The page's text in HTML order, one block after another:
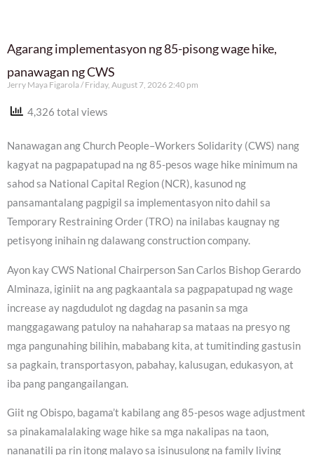
Agarang implementasyon ng 85-pisong wage hike,
panawagan ng CWS
Jerry Maya Figarola Friday, August 7, 2026 2:40 pm
4,326 total views
Nanawagan ang Church People–Workers Solidarity (CWS) nang
kagyat na pagpapatupad na ng 85-pesos wage hike minimum na
sahod sa National Capital Region (NCR), kasunod ng
pansamantalang pagpigil sa implementasyon nito dahil sa
Temporary Restraining Order (TRO) na inilabas kaugnay ng
petisyong inihain ng dalawang construction company.
Ayon kay CWS National Chairperson San Carlos Bishop Gerardo
Alminaza, iginiit na ang pagkaantala sa pagpapatupad ng wage
increase ay nagdudulot ng dagdag na pasanin sa mga
manggagawang patuloy na nahaharap sa mataas na presyo ng
mga pangunahing bilihin, mababang kita, at tumitinding gastusin
sa pagkain, transportasyon, pabahay, kalusugan, edukasyon, at
iba pang pangangailangan.
Giit ng Obispo, bagama’t kabilang ang 85-pesos wage adjustment
sa pinakamalalaking wage hike sa mga nakalipas na taon,
nananatili pa rin itong malayo sa isinusulong na family living